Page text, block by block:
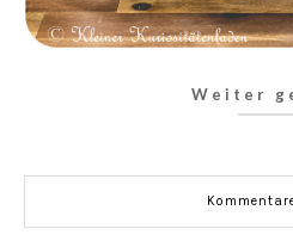
Weiter